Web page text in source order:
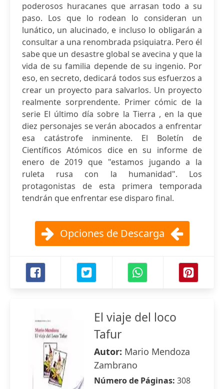
poderosos huracanes que arrasan todo a su
paso. Los que lo rodean lo consideran un
lunático, un alucinado, e incluso lo obligarán a
consultar a una renombrada psiquiatra. Pero él
sabe que un desastre global se avecina y que la
vida de su familia depende de su ingenio. Por
eso, en secreto, dedicará todos sus esfuerzos a
crear un proyecto para salvarlos. Un proyecto
realmente sorprendente. Primer cómic de la
serie El último día sobre la Tierra , en la que
diez personajes se verán abocados a enfrentar
esa catástrofe inminente. El Boletín de
Científicos Atómicos dice en su informe de
enero de 2019 que "estamos jugando a la
ruleta rusa con la humanidad". Los
protagonistas de esta primera temporada
tendrán que enfrentar ese disparo final.
Opciones de Descarga
El viaje del loco
Tafur
Autor: Mario Mendoza
Zambrano
Número de Páginas: 308